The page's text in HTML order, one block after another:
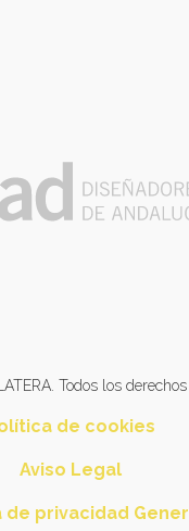
Todos los
de cookies
Aviso Legal
de privacidad